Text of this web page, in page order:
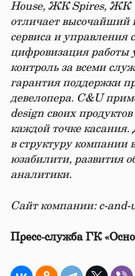
House, ЖК Spires, ЖК
отличает высочайший
сервиса и
цифровизация
контроль за всеми
гарантия поддержки
девелопера. C&U
design своих
каждой точке
в структуру
юзабилити, развития
аналитики.
Сайт компании: c-and-
Пресс-служба ГК